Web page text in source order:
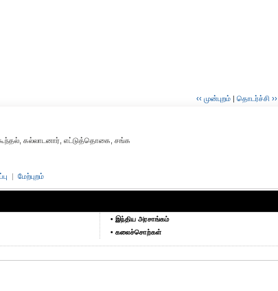
‹‹ முன்புறம் | தொடர்ச்சி ››
கூந்தல், கல்லாடனார், எட்டுத்தொகை, சங்க
| மேற்புறம்
• இந்திய அரசாங்கம்
• கலைச்சொற்கள்